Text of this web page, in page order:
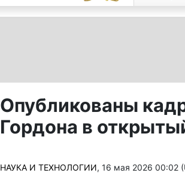
Опубликованы
Гордона в
НАУКА И ТЕХНОЛОГИИ, 16 мая 2026 00:02